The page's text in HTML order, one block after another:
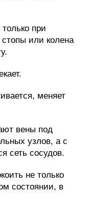
при
или колена
меняет
вены под
узлов, а с
сеть сосудов.
не только
состоянии, в